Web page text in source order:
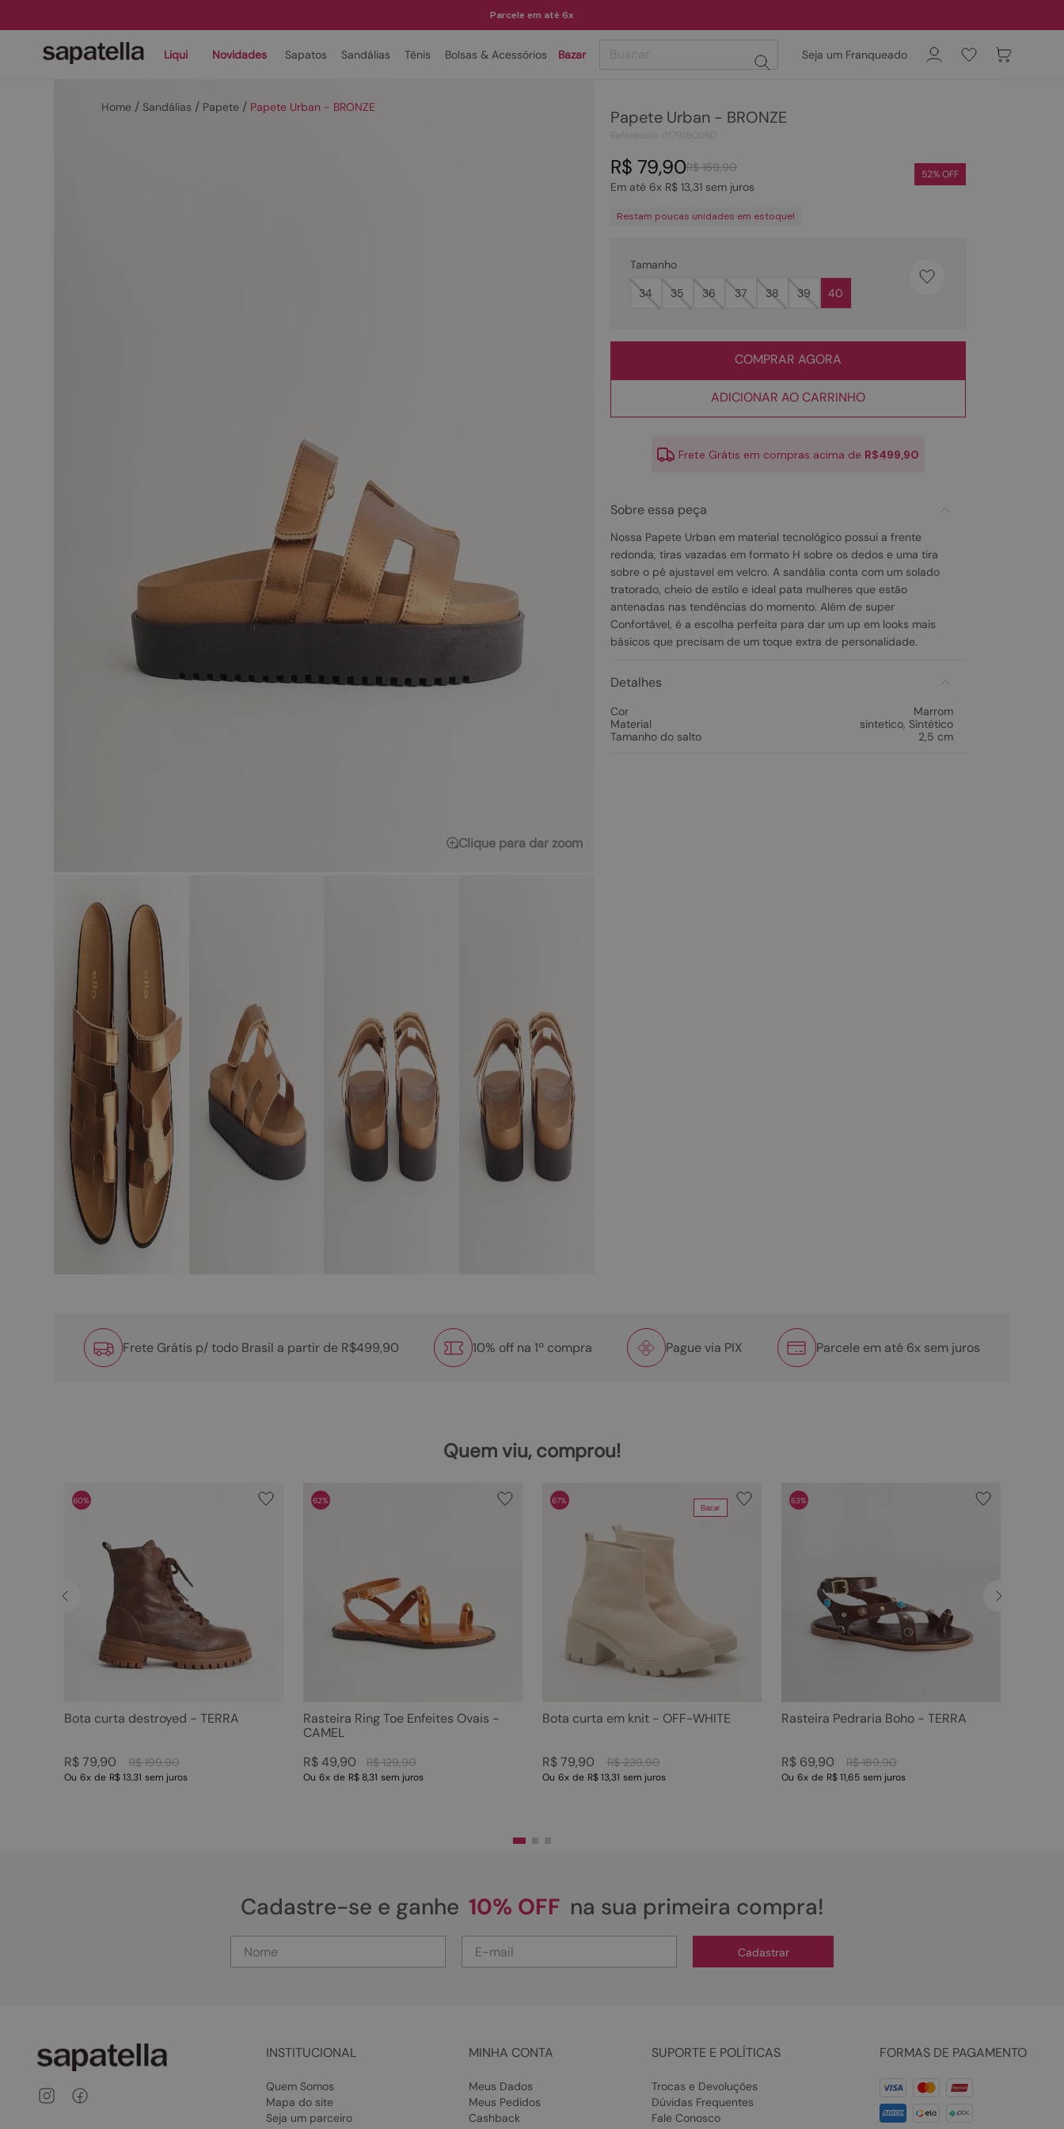
Parcele em até 6x
Liqui Novidades Sapatos Sandálias Tênis Bolsas & Acessórios Bazar Seja um Franqueado
Sandálias Papete Papete Urban - BRONZE
Clique para dar zoom
Papete Urban - BRONZE
R$ 169,90
R$ 79,90
Em até 6x R$ 13,31sem juros
52% OFF
Restam poucas unidades em estoque!
Tamanho
34
35 36 37 38 39 40
COMPRAR AGORA
ADICIONAR AO CARRINHO
Frete Grátis em compras acima de R$499,90
Sobre essa peça
Nossa Papete Urban em material tecnológico possui a frente
redonda, tiras vazadas em formato H sobre os dedos e uma tira
sobre o pé ajustavel em velcro. A sandália conta com um solado
tratorado, cheio de estilo e ideal pata mulheres que estão
antenadas nas tendências do momento. Além de super
Confortável, é a escolha perfeita para dar um up em looks mais
básicos que precisam de um toque extra de personalidade.
Detalhes
Cor
Marrom
Material
sintetico, Sintético
Tamanho do salto
2,5 cm
Frete Grátis p/ todo Brasil a partir de R$499,90 10% off na 1º compra Pague via PIX Parcele em até 6x sem juros
Quem viu, comprou!
60%
Bota curta destroyed - TERRA
R$ 199,90
R$ 79,90
Ou 6x de R$ 13,31 sem juros
62%
Rasteira Ring Toe Enfeites Ovais -
CAMEL
R$ 129,90
R$ 49,90
Ou 6x de R$ 8,31 sem juros
Bazar
67%
Bota curta em knit - OFF-WHITE
R$ 239,90
R$ 79,90
Ou 6x de R$ 13,31 sem juros
63%
Rasteira Pedraria Boho - TERRA
R$ 189,90
R$ 69,90
Ou 6x de R$ 11,65 sem juros
Cadastre-se e ganhe 10% OFF na sua primeira compra!
Cadastrar
INSTITUCIONAL
Quem Somos
Mapa do site
Seja um parceiro
MINHA CONTA
Meus Dados
Meus Pedidos
Cashback
SUPORTE E POLÍTICAS
Trocas e Devoluções
Dúvidas Frequentes
Fale Conosco
FORMAS DE PAGAMENTO